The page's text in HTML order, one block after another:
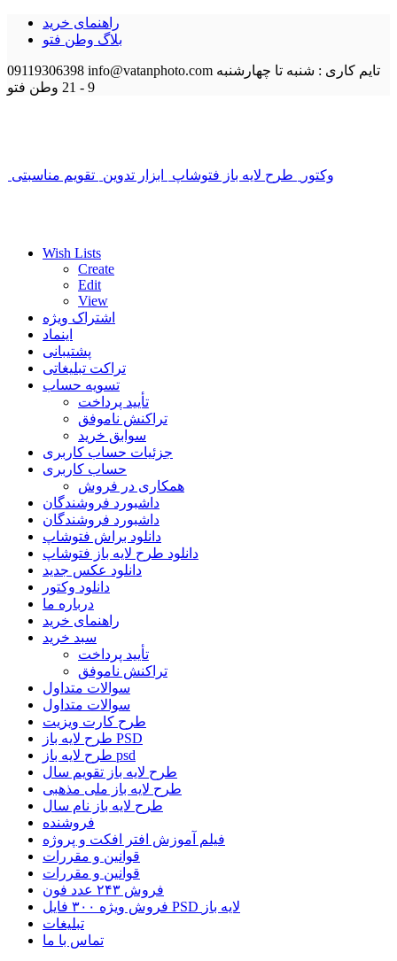
راهنمای خرید
بلاگ وطن فتو
09119306398 info@vatanphoto.com تایم کاری : شنبه تا چهارشنبه
9 - 21
وطن فتو
وکتور طرح لایه باز فتوشاپ ابزار تدوین تقویم مناسبتی
Wish Lists
Create
Edit
View
اشتراک ویژه
اینماد
پشتیبانی
تراکت تبلیغاتی
تسویه حساب
تأیید پرداخت
تراکنش ناموفق
سوابق خرید
جزئیات حساب کاربری
حساب کاربری
همکاری در فروش
داشبورد فروشندگان
داشبورد فروشندگان
دانلود براش فتوشاپ
دانلود طرح لایه باز فتوشاپ
دانلود عکس جدید
دانلود وکتور
درباره ما
راهنمای خرید
سبد خرید
تأیید پرداخت
تراکنش ناموفق
سوالات متداول
سوالات متداول
طرح کارت ویزیت
طرح لایه باز PSD
طرح لایه باز psd
طرح لایه باز تقویم سال
طرح لایه باز ملی مذهبی
طرح لایه باز نام سال
فروشنده
فیلم آموزش افتر افکت و پروژه
قوانین و مقررات
قوانین و مقررات
فروش ۲۴۳ عدد فون
فروش ویژه ۳۰۰ فایل PSD لایه باز
تبلیغات
تماس با ما